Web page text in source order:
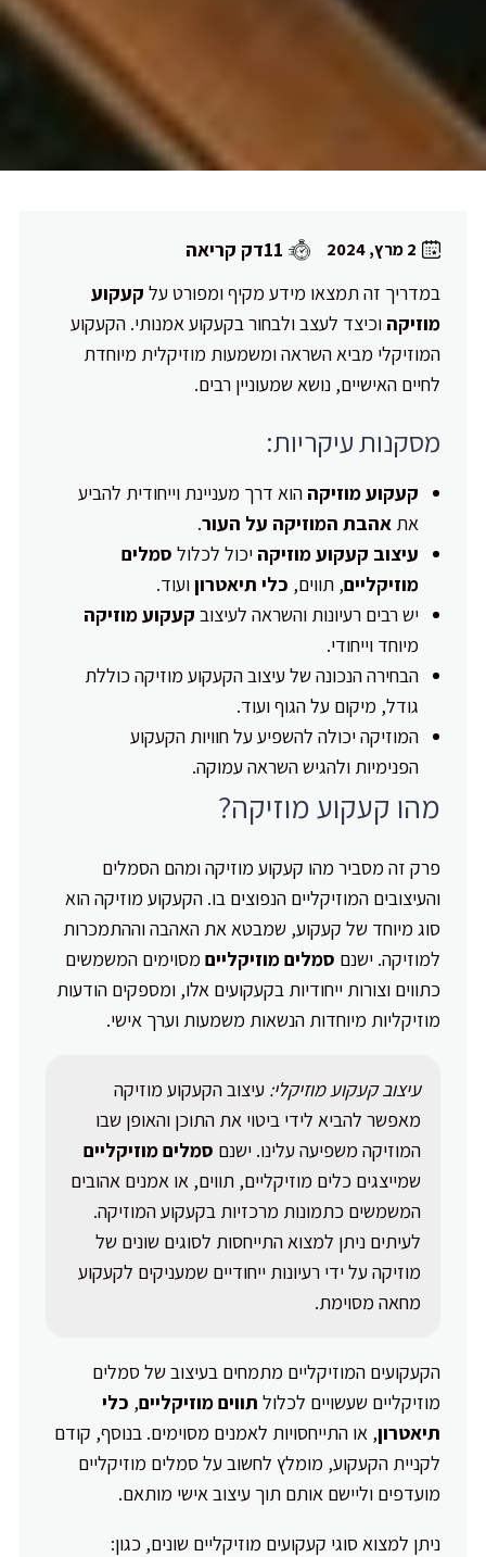
2 מרץ, 2024
11דק קריאה
במדריך זה תמצאו מידע מקיף ומפורט על קעקוע
מוזיקה וכיצד לעצב ולבחור בקעקוע אמנותי. הקעקוע
המוזיקלי מביא השראה ומשמעות מוזיקלית מיוחדת
לחיים האישיים, נושא שמעוניין רבים.
מסקנות עיקריות:
קעקוע מוזיקה הוא דרך מעניינת וייחודית להביע
את אהבת המוזיקה על העור.
עיצוב קעקוע מוזיקה יכול לכלול סמלים
מוזיקליים, תווים, כלי תיאטרוןועוד.
יש רבים רעיונות והשראה לעיצוב קעקוע מוזיקה
מיוחד וייחודי.
הבחירה הנכונה של עיצוב הקעקוע מוזיקה כוללת
גודל, מיקום על הגוף ועוד.
המוזיקה יכולה להשפיע על חוויות הקעקוע
הפנימיות ולהגיש השראה עמוקה.
מהו קעקוע מוזיקה?
פרק זה מסביר מהו קעקוע מוזיקה ומהם הסמלים
והעיצובים המוזיקליים הנפוצים בו. הקעקוע מוזיקה הוא
סוג מיוחד של קעקוע, שמבטא את האהבה וההתמכרות
למוזיקה. ישנם סמלים מוזיקלייםמסוימים המשמשים
כתווים וצורות ייחודיות בקעקועים אלו, ומספקים הודעות
מוזיקליות מיוחדות הנשאות משמעות וערך אישי.
עיצוב קעקוע מוזיקלי: עיצוב הקעקוע מוזיקה
מאפשר להביא לידי ביטוי את התוכן והאופן שבו
המוזיקה משפיעה עלינו. ישנם סמלים מוזיקליים
שמייצגים כלים מוזיקליים, תווים, או אמנים אהובים
המשמשים כתמונות מרכזיות בקעקוע המוזיקה.
לעיתים ניתן למצוא התייחסות לסוגים שונים של
מוזיקה על ידי רעיונות ייחודיים שמעניקים לקעקוע
מחאה מסוימת.
הקעקועים המוזיקליים מתמחים בעיצוב של סמלים
מוזיקליים שעשויים לכלול תווים מוזיקליים, כלי
תיאטרון, או התייחסויות לאמנים מסוימים. בנוסף, קודם
לקניית הקעקוע, מומלץ לחשוב על סמלים מוזיקליים
מועדפים וליישם אותם תוך עיצוב אישי מותאם.
ניתן למצוא סוגי קעקועים מוזיקליים שונים, כגון: